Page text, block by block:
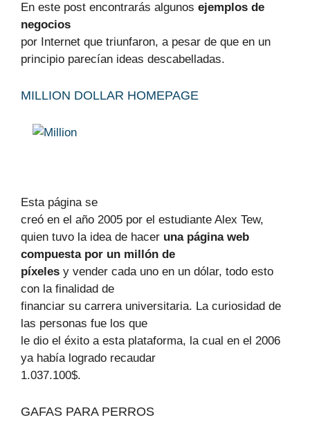
En este post encontrarás algunos ejemplos de
negocios
por Internet que triunfaron, a pesar de que en un
principio parecían ideas descabelladas.
MILLION DOLLAR HOMEPAGE
Esta página se
creó en el año 2005 por el estudiante Alex Tew,
quien tuvo la idea de hacer una página web
compuesta por un millón de
píxeles y vender cada uno en un dólar, todo esto
con la finalidad de
financiar su carrera universitaria. La curiosidad de
las personas fue los que
le dio el éxito a esta plataforma, la cual en el 2006
ya había logrado recaudar
1.037.100$.
GAFAS PARA PERROS